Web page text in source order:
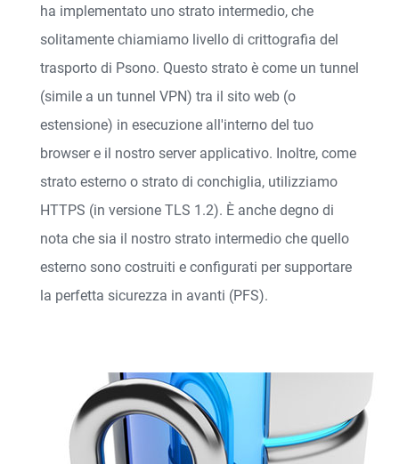
ha implementato uno strato intermedio, che
solitamente chiamiamo livello di crittografia del
trasporto di Psono. Questo strato è come un tunnel
(simile a un tunnel VPN) tra il sito web (o
estensione) in esecuzione all'interno del tuo
browser e il nostro server applicativo. Inoltre, come
strato esterno o strato di conchiglia, utilizziamo
HTTPS (in versione TLS 1.2). È anche degno di
nota che sia il nostro strato intermedio che quello
esterno sono costruiti e configurati per supportare
la perfetta sicurezza in avanti (PFS).